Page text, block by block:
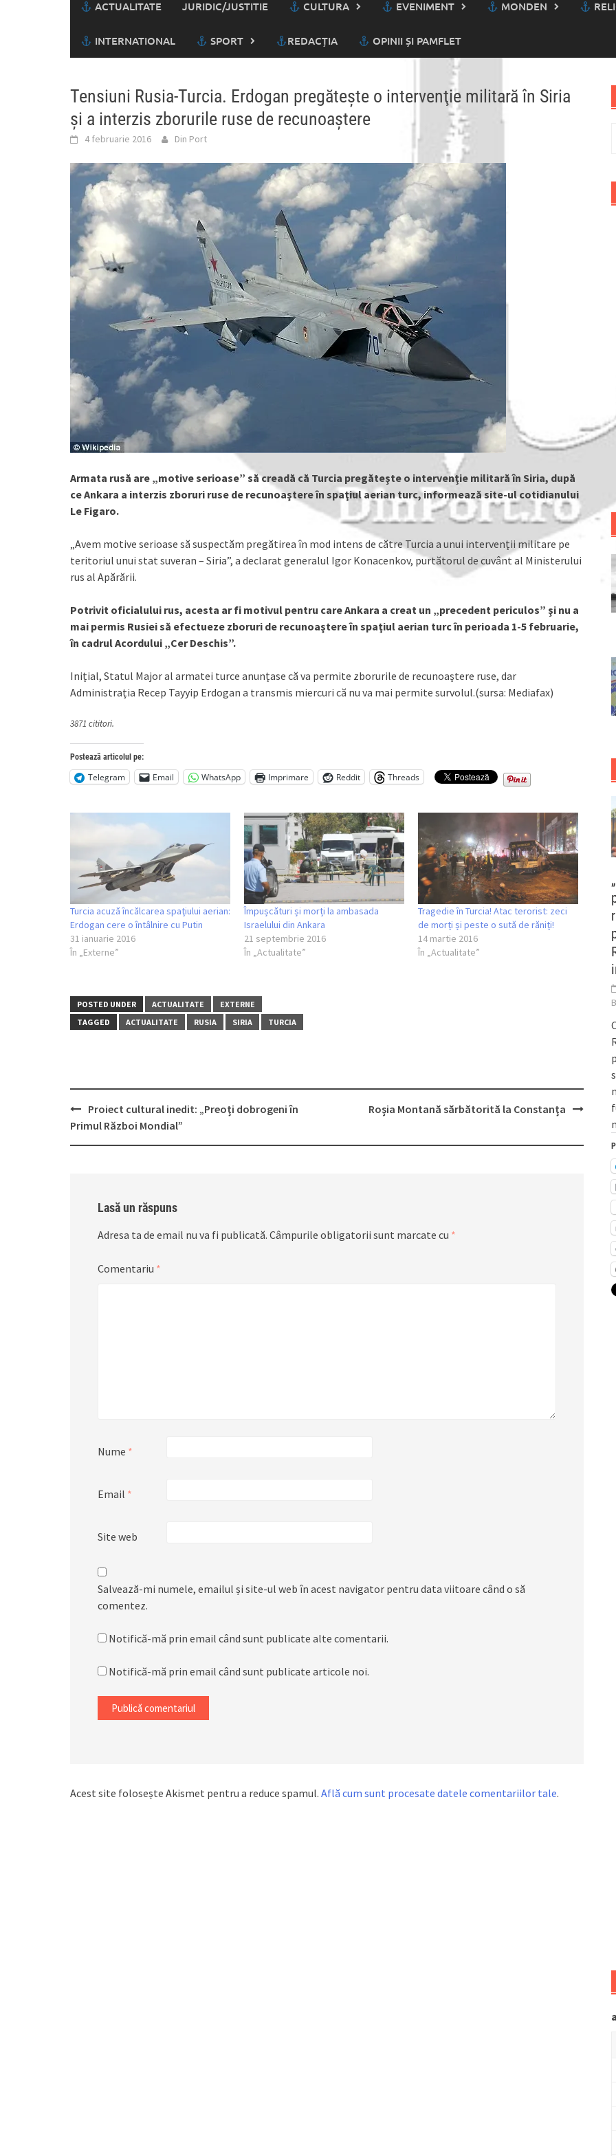
ACTUALITATE JURIDIC/JUSTITIE CULTURA EVENIMENT MONDEN
INTERNATIONAL SPORT REDACȚIA OPINII ȘI PAMFLET
Tensiuni Rusia-Turcia. Erdogan pregăteşte o intervenţie militară în Siria
şi a interzis zborurile ruse de recunoaştere
4 februarie 2016 Din Port
Armata rusă are „motive serioase” să creadă că Turcia pregăteşte o intervenţie militară în Siria, după
ce Ankara a interzis zboruri ruse de recunoaştere în spaţiul aerian turc, informează site-ul cotidianului
Le Figaro.
„Avem motive serioase să suspectăm pregătirea în mod intens de către Turcia a unui intervenţii militare pe
teritoriul unui stat suveran – Siria”, a declarat generalul Igor Konacenkov, purtătorul de cuvânt al Ministerului
rus al Apărării.
Potrivit oficialului rus, acesta ar fi motivul pentru care Ankara a creat un „precedent periculos” şi nu a
mai permis Rusiei să efectueze zboruri de recunoaştere în spaţiul aerian turc în perioada 1-5 februarie,
în cadrul Acordului „Cer Deschis”.
Iniţial, Statul Major al armatei turce anunţase că va permite zborurile de recunoaştere ruse, dar
Administraţia Recep Tayyip Erdogan a transmis miercuri că nu va mai permite survolul.(sursa: Mediafax)
3871 cititori.
Postează articolul pe:
Telegram Email WhatsApp Imprimare Reddit Threads
Turcia acuză încălcarea spaţiului aerian:
Erdogan cere o întâlnire cu Putin
31 ianuarie 2016
În „Externe”
Împușcături și morți la ambasada
Israelului din Ankara
21 septembrie 2016
În „Actualitate”
Tragedie în Turcia! Atac terorist: zeci
de morți și peste o sută de răniți!
14 martie 2016
În „Actualitate”
POSTED UNDER ACTUALITATE
EXTERNE
TAGGED
ACTUALITATE RUSIA SIRIA TURCIA
Post
navigation
Proiect cultural inedit: „Preoţi dobrogeni în
Primul Război Mondial”
Roşia Montană sărbătorită la Constanţa
Lasă un răspuns
Adresa ta de email nu va fi publicată. Câmpurile obligatorii sunt marcate cu *
Comentariu *
Nume *
Email *
Site web
Salvează-mi numele, emailul și site-ul web în acest navigator pentru data viitoare când o să
comentez.
Notifică-mă prin email când sunt publicate alte comentarii.
Notifică-mă prin email când sunt publicate articole noi.
Acest site folosește Akismet pentru a reduce spamul. Află cum sunt procesate datele comentariilor tale.